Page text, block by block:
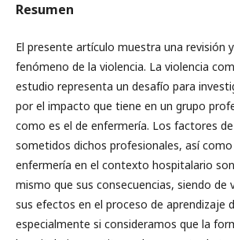
Resumen
El presente artículo muestra una revisión
fenómeno de la violencia. La violencia
estudio representa un desafío para
por el impacto que tiene en un grupo
como es el de enfermería. Los factores
sometidos dichos profesionales, así
enfermería en el contexto hospitalario
mismo que sus consecuencias, siendo de
sus efectos en el proceso de aprendizaje
especialmente si consideramos que la